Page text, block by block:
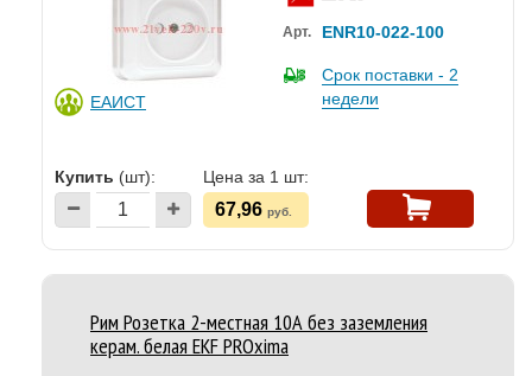
ЕАИСТ
Арт. ENR10-022-100
Срок поставки - 2
недели
Купить (шт): Цена за 1 шт:
67,96 руб.
Рим Розетка 2-местная 10А без заземления
керам. белая EKF PROxima